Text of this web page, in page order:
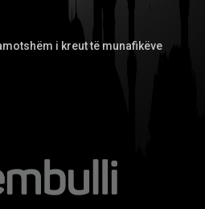
i kreut të munafikëve